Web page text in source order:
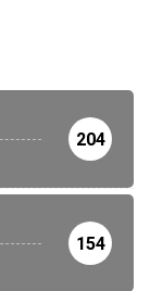
204
154